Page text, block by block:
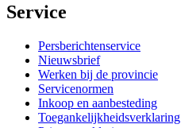
Service
Persberichtenservice
Nieuwsbrief
Werken bij de provincie
Servicenormen
Inkoop en aanbesteding
Toegankelijkheidsverklaring